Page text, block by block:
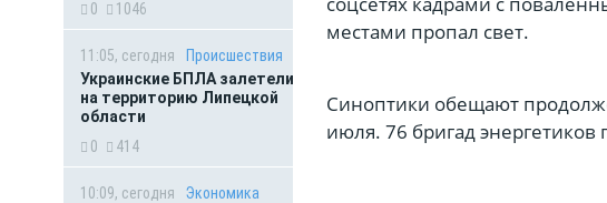
0
1046
11:05, сегодня
Происшествия
Украинские БПЛА залетели
на территорию Липецкой
области
0
414
10:09, сегодня
Экономика
местами пропал свет.
Синоптики обещают
июля. 76 бригад